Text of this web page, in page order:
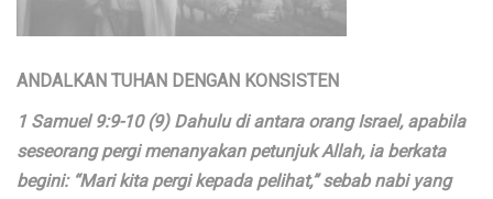
ANDALKAN TUHAN DENGAN KONSISTEN
1 Samuel 9:9-10 (9) Dahulu di antara orang Israel, apabila
seseorang pergi menanyakan petunjuk Allah, ia berkata
begini: “Mari kita pergi kepada pelihat,” sebab nabi yang